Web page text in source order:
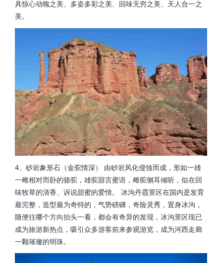
具惊心动魄之美、多姿多彩之美、回味无穷之美、天人合一之
美。
4、砂岩象形石（金驼情深） 由砂岩风化侵蚀而成，形如一雄
一雌相对而卧的骆驼，雄驼甜言蜜语，雌驼侧耳倾听，似在回
味牧草的清香、诉说甜蜜的爱情。 冰沟丹霞景区在国内是发育
最完整，造型最为奇特的，气势磅礴，奇险灵秀，置身冰沟，
随便往哪个方向抬头一看，都会有奇异的发现，冰沟景区现已
成为旅游新热点，吸引众多游客前来参观游览，成为河西走廊
一颗璀璨的明珠。